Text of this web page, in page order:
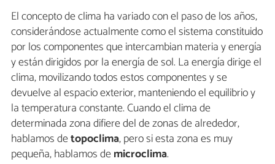
El concepto de clima ha variado con el paso de los años,
considerándose actualmente como el sistema constituido
por los componentes que intercambian materia y energía
y están dirigidos por la energía de sol. La energía dirige el
clima, movilizando todos estos componentes y se
devuelve al espacio exterior, manteniendo el equilibrio y
la temperatura constante. Cuando el clima de
determinada zona difiere del de zonas de alrededor,
hablamos detopoclima, pero si esta zona es muy
pequeña, hablamos demicroclima.